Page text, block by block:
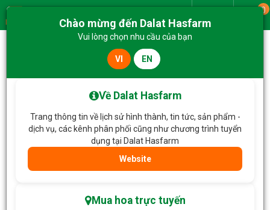
Menu
0
Hoa Tặng & Hoa Dịch Vụ
Chào mừng đến Dalat Hasfarm
Vui lòng chọn nhu cầu của bạn
VI EN
Về Dalat Hasfarm
Trang thông tin về lịch sử hình thành, tin tức, sản phẩm -
dịch vụ, các kênh phân phối cũng như chương trình tuyển
dụng tại Dalat Hasfarm
Website
Mua hoa trực tuyến